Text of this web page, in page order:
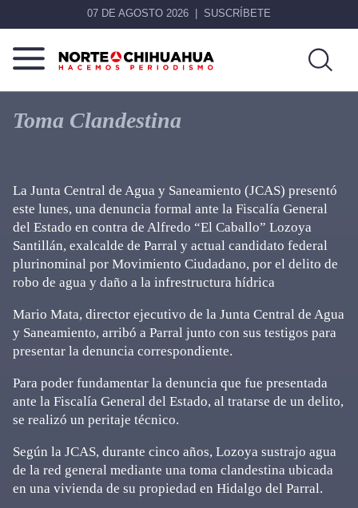
07 DE AGOSTO 2026 SUSCRÍBETE
Norte
De
Chihuahua
Más
que
noticias,
Toma Clandestina
La Junta Central de Agua y Saneamiento (JCAS) presentó
este lunes, una denuncia formal ante la Fiscalía General
del Estado en contra de Alfredo “El Caballo” Lozoya
Santillán, exalcalde de Parral y actual candidato federal
plurinominal por Movimiento Ciudadano, por el delito de
robo de agua y daño a la infrestructura hídrica
Mario Mata, director ejecutivo de la Junta Central de Agua
y Saneamiento, arribó a Parral junto con sus testigos para
presentar la denuncia correspondiente.
Para poder fundamentar la denuncia que fue presentada
ante la Fiscalía General del Estado, al tratarse de un delito,
se realizó un peritaje técnico.
Según la JCAS, durante cinco años, Lozoya sustrajo agua
de la red general mediante una toma clandestina ubicada
en una vivienda de su propiedad en Hidalgo del Parral.